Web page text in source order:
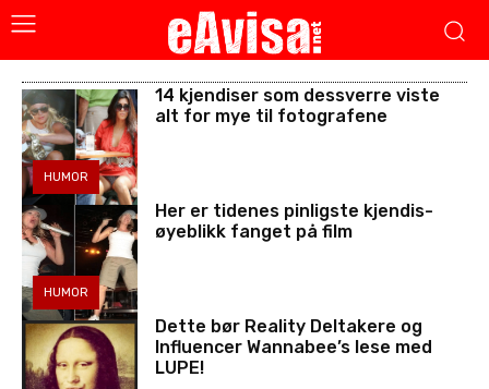
HUMOR
14 kjendiser som dessverre viste
alt for mye til fotografene
HUMOR
Her er tidenes pinligste kjendis-
øyeblikk fanget på film
Dette bør Reality Deltakere og
Influencer Wannabee’s lese med
LUPE!